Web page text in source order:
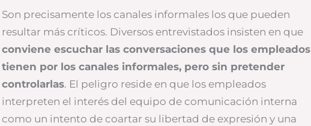
Son precisamente los canales informales los que pueden
resultar más críticos. Diversos entrevistados insisten en que
conviene escuchar las conversaciones que los empleados
tienen por los canales informales, pero sin pretender
controlarlas. El peligro reside en que los empleados
interpreten el interés del equipo de comunicación interna
como un intento de coartar su libertad de expresión y una